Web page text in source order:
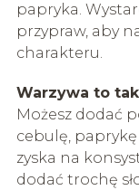
papryka.
przypraw, aby
charakteru.
Warzywa to
Możesz dodać
cebulę,
zyska na
dodać trochę